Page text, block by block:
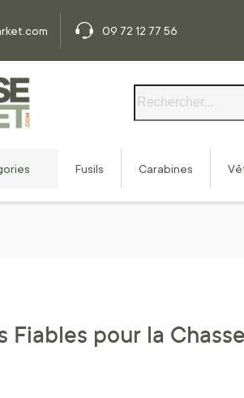
09 72 12 77 56
Fusils Carabines
Fiables pour la